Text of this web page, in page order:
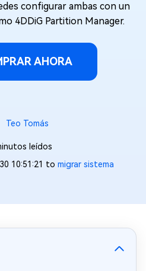
configurar ambas con un
4DDiG Partition Manager.
AHORA
Teo Tomás
leídos
10:51:21 to migrar sistema